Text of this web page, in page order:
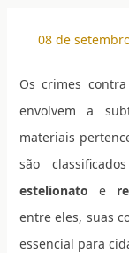
08 de
Os crimes
envolvem a
materiais
são
estelionato e
entre eles, suas
essencial para